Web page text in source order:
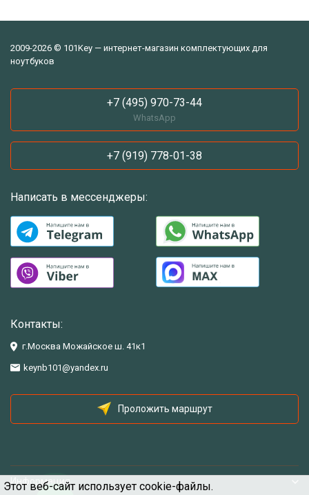
Этот веб-сайт использует cookie-файлы.
2009-2026 © 101Key — интернет-магазин комплектующих для
ноутбуков
+7 (495) 970-73-44
WhatsApp
+7 (919) 778-01-38
Написать в мессенджеры:
Контакты:
г.Москва Можайское ш. 41к1
keynb101@yandex.ru
Проложить маршрут
Информация